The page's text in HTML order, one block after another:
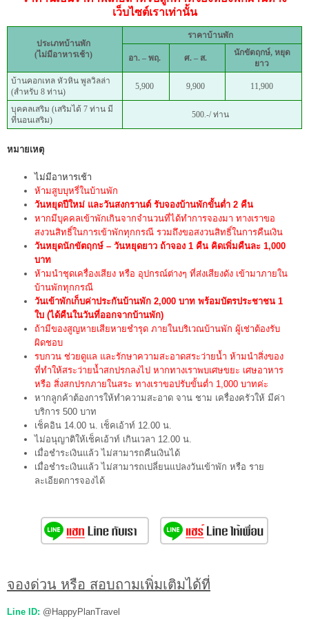
เว็บไซต์เราเท่านั้น
ประเภทบ้านพัก
(ไม่มีอาหารเช้า)
ราคาบ้านพัก
อา. – พฤ. ศ. – ส.
นักขัตฤกษ์, หยุด
ยาว
บ้านคอกเทล หัวหิน พูลวิลล่า
(สำหรับ 8 ท่าน)
5,900 9,900 11,900
บุคคลเสริม (เสริมได้ 7 ท่าน มี
ที่นอนเสริม)
500.-/ ท่าน
หมายเหตุ
ไม่มีอาหารเช้า
ห้ามสูบบุหรี่ในบ้านพัก
วันหยุดปีใหม่ และวันสงกรานต์ รับจองบ้านพักขั้นต่ำ 2 คืน
หากมีบุคคลเข้าพักเกินจากจำนวนที่ได้ทำการจองมา ทางเราขอ
สงวนสิทธิ์ในการเข้าพักทุกกรณี รวมถึงขอสงวนสิทธิ์ในการคืนเงิน
วันหยุดนักขัตฤกษ์ – วันหยุดยาว ถ้าจอง 1 คืน คิดเพิ่มคืนละ 1,000
บาท
ห้ามนำชุดเครื่องเสียง หรือ อุปกรณ์ต่างๆ ที่ส่งเสียงดัง เข้ามาภายใน
บ้านพักทุกกรณี
วันเข้าพักเก็บค่าประกันบ้านพัก 2,000 บาท พร้อมบัตรประชาชน 1
ใบ (ได้คืนในวันที่ออกจากบ้านพัก)
ถ้ามีของสูญหายเสียหายชำรุด ภายในบริเวณบ้านพัก ผู้เช่าต้องรับ
ผิดชอบ
รบกวน ช่วยดูแล และรักษาความสะอาดสระว่ายน้ำ ห้ามนำสิ่งของ
ที่ทำให้สระว่ายน้ำสกปรกลงไป หากทางเราพบเศษขยะ เศษอาหาร
หรือ สิ่งสกปรกภายในสระ ทางเราขอปรับขั้นต่ำ 1,000 บาทค่ะ
หากลูกค้าต้องการให้ทำความสะอาด จาน ชาม เครื่องครัวให้ มีค่า
บริการ 500 บาท
เช็คอิน 14.00 น. เช็คเอ้าท์ 12.00 น.
ไม่อนุญาติให้เช็คเอ้าท์ เกินเวลา 12.00 น.
เมื่อชำระเงินแล้ว ไม่สามารถคืนเงินได้
เมื่อชำระเงินแล้ว ไม่สามารถเปลี่ยนแปลงวันเข้าพัก หรือ ราย
ละเอียดการจองได้
จองด่วน หรือ สอบถามเพิ่มเติมได้ที่
Line ID: @HappyPlanTravel